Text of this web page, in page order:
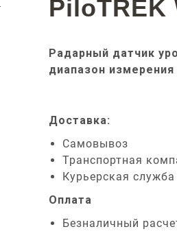
PiloTREK
Радарный датчик
диапазон
Доставка:
Самовывоз
Транспортная
Курьерская служба
Оплата
Безналичный